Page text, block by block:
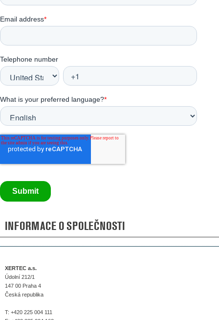
INFORMACE O SPOLEČNOSTI
XERTEC a.s.
Údolní 212/1
147 00 Praha 4
Česká republika
T: +420 225 004 111